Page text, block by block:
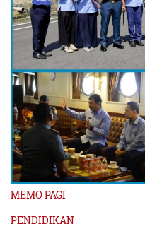
MEMO PAGI
PENDIDIKAN